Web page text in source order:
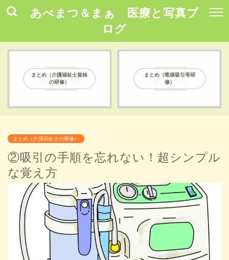
あべまつ＆まぁ 医療と写真ブ
ログ
まとめ（介護福祉士資格
の研修）
まとめ（喀痰吸引等研
修）
まとめ（介護福祉士の研修）
②吸引の手順を忘れない！超シンプル
な覚え方